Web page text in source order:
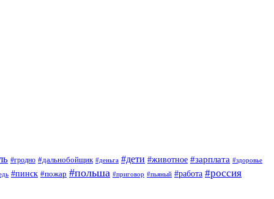
#гродно #дальнобойщик #деньга #дети #животное #зарплата #здоровье
#пинск #пожар #польша #приговор #пьяный #работа #россия